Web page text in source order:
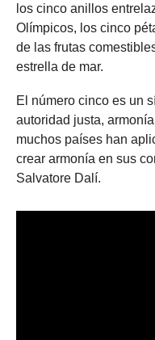
los cinco anillos
Olímpicos, los cinco
de las frutas
estrella de mar.
El número cinco es un
autoridad justa,
muchos países han
crear armonía en sus
Salvatore Dalí.